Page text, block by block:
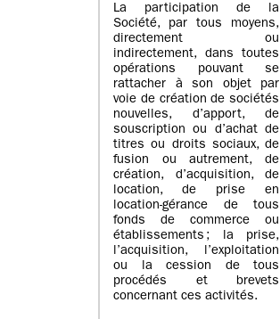
La participation de la
Société, par tous moyens,
directement ou
indirectement, dans toutes
opérations pouvant se
rattacher à son objet par
voie de création de sociétés
nouvelles, d’apport, de
souscription ou d’achat de
titres ou droits sociaux, de
fusion ou autrement, de
création, d’acquisition, de
location, de prise en
location-gérance de tous
fonds de commerce ou
établissements ; la prise,
l’acquisition, l’exploitation
ou la cession de tous
procédés et brevets
concernant ces activités.